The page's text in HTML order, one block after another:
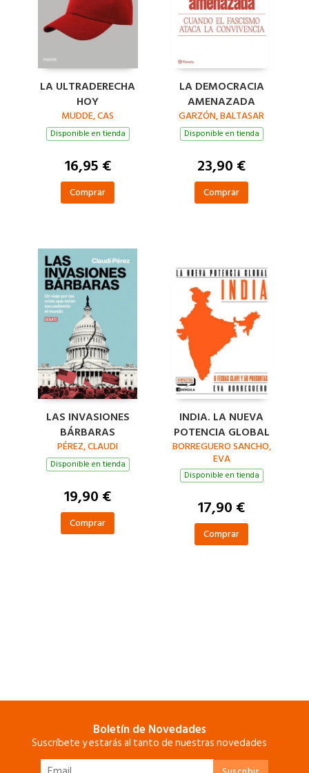
LA ULTRADERECHA
HOY
MUDDE, CAS
Disponible en tienda
16,95 €
Comprar
LA DEMOCRACIA
AMENAZADA
GARZÓN, BALTASAR
Disponible en tienda
23,90 €
Comprar
LAS INVASIONES
BÁRBARAS
PÉREZ, CLAUDI
Disponible en tienda
19,90 €
Comprar
INDIA. LA NUEVA
POTENCIA GLOBAL
BORREGUERO SANCHO,
EVA
Disponible en tienda
17,90 €
Comprar
Boletín de Novedades
Suscríbete y estarás al tanto de nuestras novedades